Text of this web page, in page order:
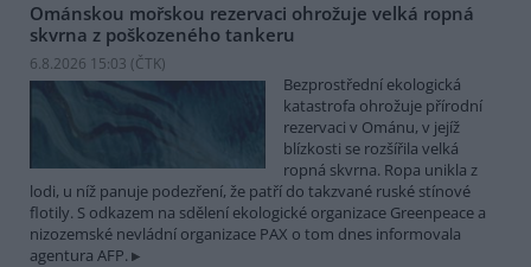
Ománskou mořskou rezervaci ohrožuje velká ropná
skvrna z poškozeného tankeru
6.8.2026 15:03 (ČTK)
Bezprostřední ekologická
katastrofa ohrožuje přírodní
rezervaci v Ománu, v jejíž
blízkosti se rozšířila velká
ropná skvrna. Ropa unikla z
lodi, u níž panuje podezření, že patří do takzvané ruské stínové
flotily. S odkazem na sdělení ekologické organizace Greenpeace a
nizozemské nevládní organizace PAX o tom dnes informovala
agentura AFP.